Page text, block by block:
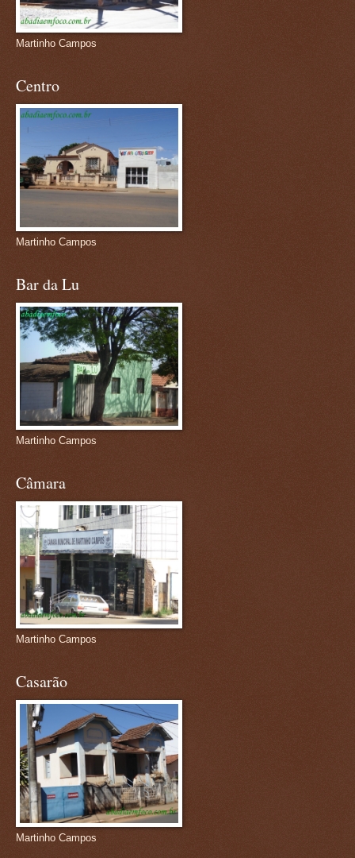
Martinho Campos
Centro
Martinho Campos
Bar da Lu
Martinho Campos
Câmara
Martinho Campos
Casarão
Martinho Campos